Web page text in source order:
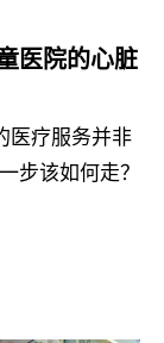
医院的心脏
医疗服务并非
步该如何走？